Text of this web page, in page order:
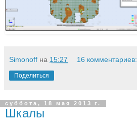
Simonoff на 15:27 16 комментариев:
Поделиться
суббота, 18 мая 2013 г.
Шкалы